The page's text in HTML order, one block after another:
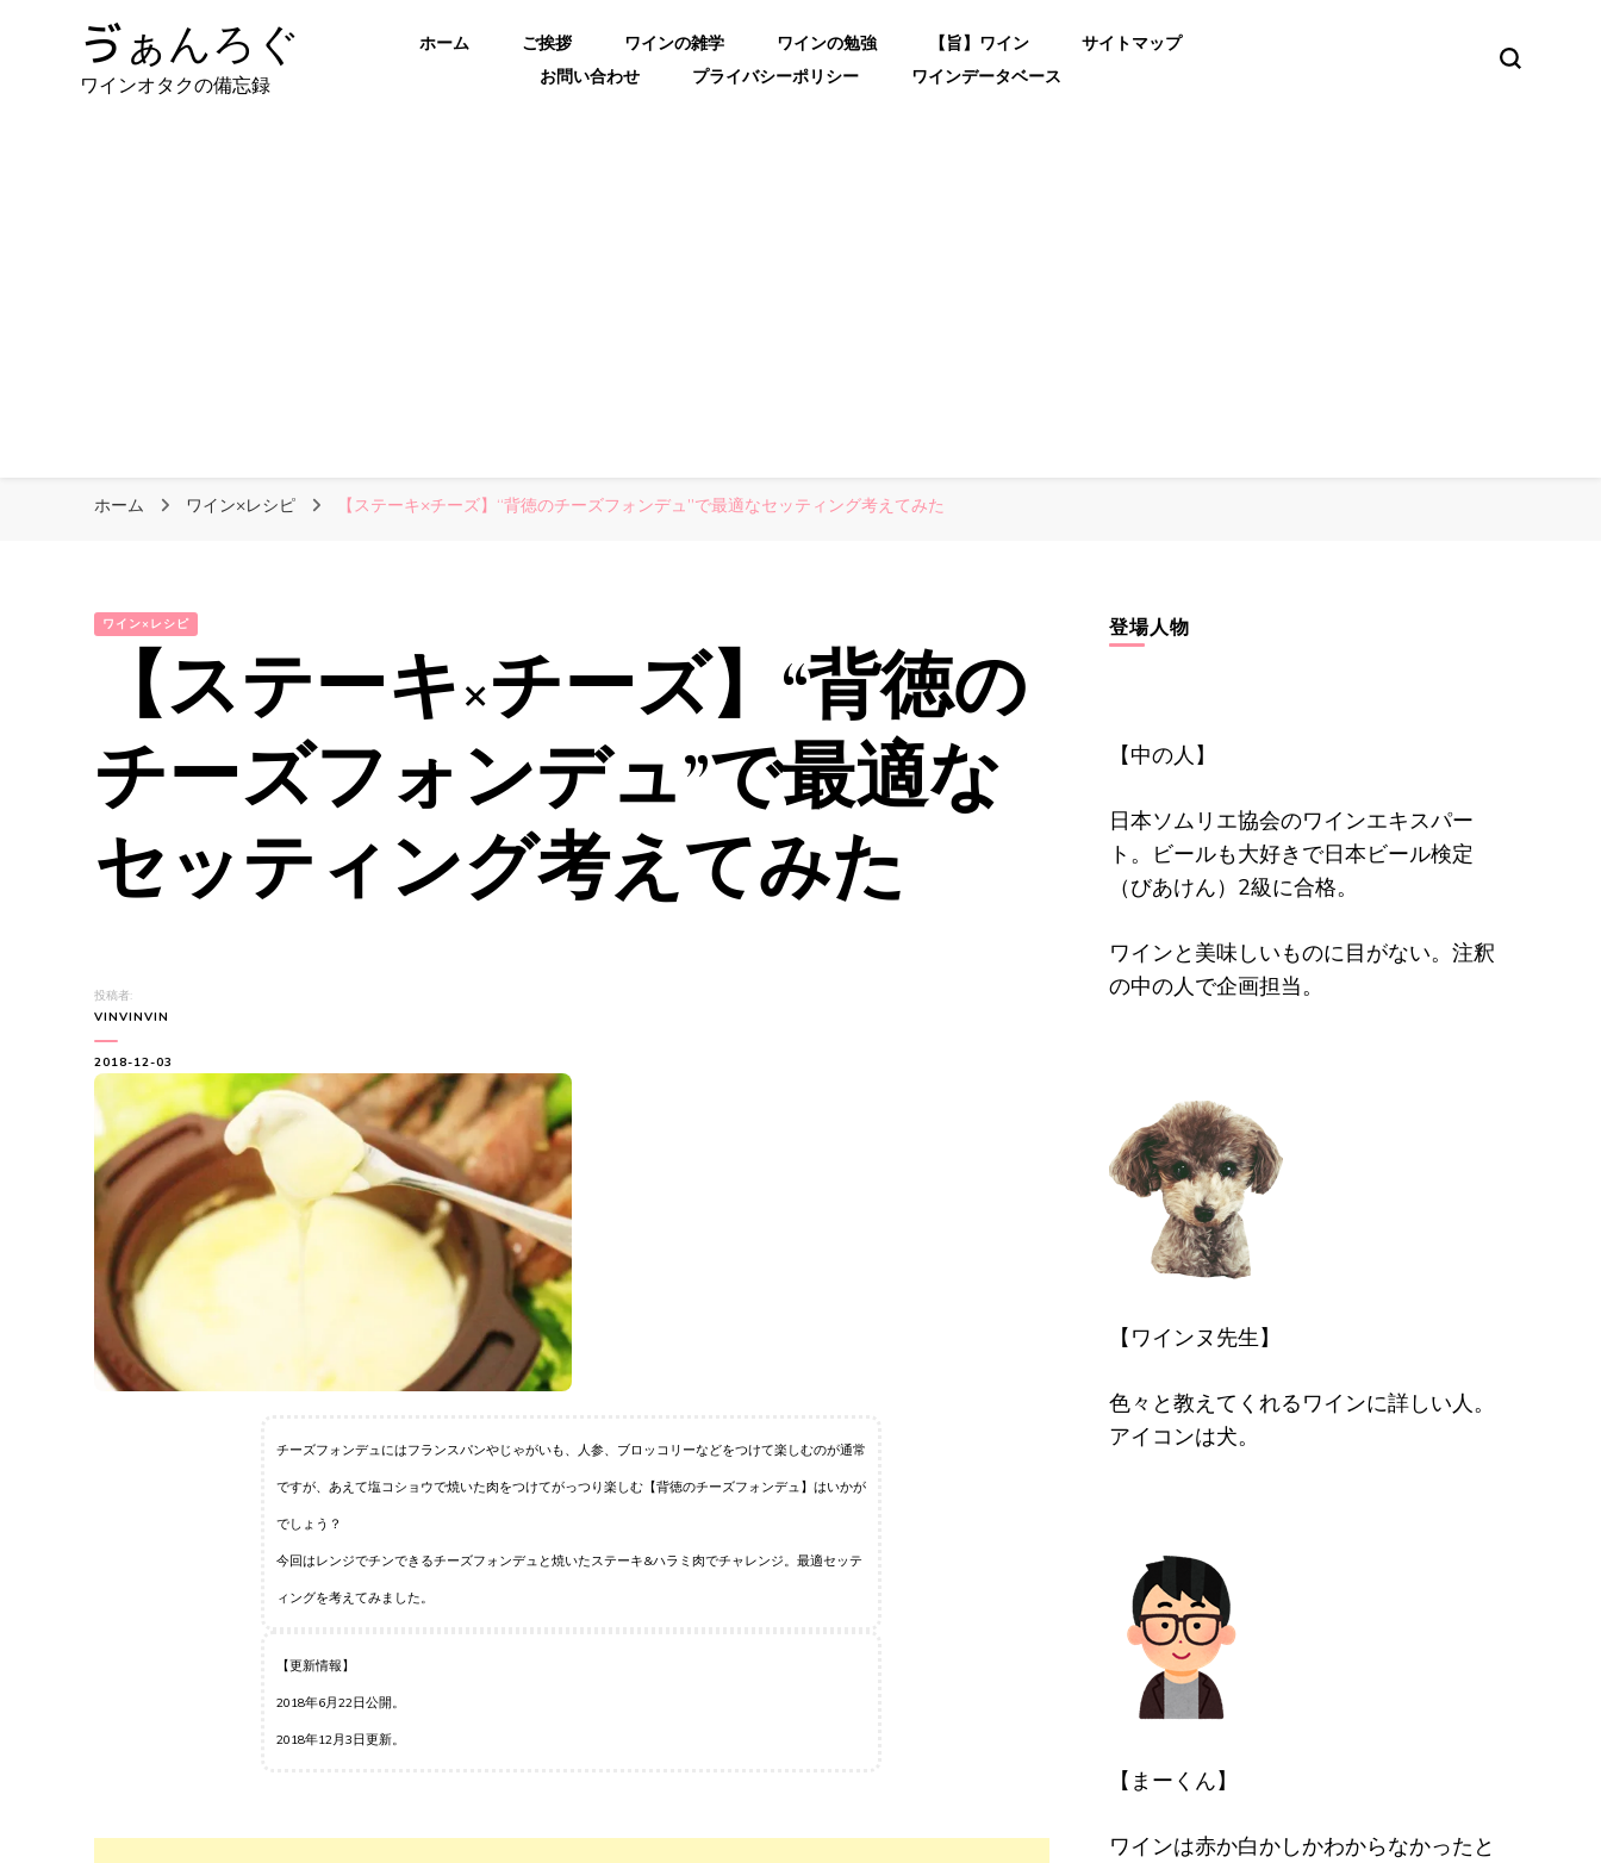
ゔぁんろぐ
ワインオタクの備忘録
ホーム ご挨拶 ワインの雑学 ワインの勉強 【旨】ワイン
サイトマップ
お問い合わせ
プライバシーポリシー ワインデータベース
ホーム ワイン×レシピ 【ステーキ×チーズ】“背徳のチーズフォンデュ”で最適なセッティング考えてみた
ワイン×レシピ
【ステーキ×チーズ】“背徳の
チーズフォンデュ”で最適な
セッティング考えてみた
投稿者:
VINVINVIN
2018-12-03
チーズフォンデュにはフランスパンやじゃがいも、人参、ブロッコリーなどをつけて楽しむのが通常
ですが、あえて塩コショウで焼いた肉をつけてがっつり楽しむ【背徳のチーズフォンデュ】はいかが
でしょう？
今回はレンジでチンできるチーズフォンデュと焼いたステーキ&ハラミ肉でチャレンジ。最適セッテ
ィングを考えてみました。
【更新情報】
2018年6月22日公開。
2018年12月3日更新。
登場人物
【中の人】
日本ソムリエ協会のワインエキスパー
ト。ビールも大好きで日本ビール検定
（びあけん）2級に合格。
ワインと美味しいものに目がない。注釈
の中の人で企画担当。
【ワインヌ先生】
色々と教えてくれるワインに詳しい人。
アイコンは犬。
【まーくん】
ワインは赤か白かしかわからなかったと